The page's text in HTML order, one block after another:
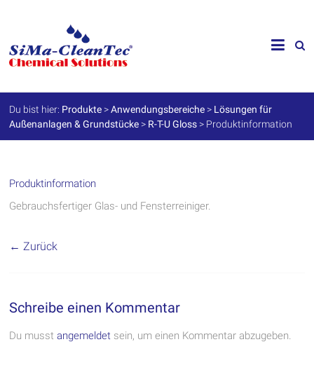
SiMa-
Cleantec
GmbH
Spezialprodukte
für
Werterhalt
Du bist hier: Produkte >Anwendungsbereiche > Lösungen für
Außenanlagen & Grundstücke > R-T-U Gloss > Produktinformation
Produktinformation
Gebrauchsfertiger Glas- und Fensterreiniger.
← Zurück
Schreibe einen Kommentar
Du musstangemeldet sein, um einen Kommentar abzugeben.